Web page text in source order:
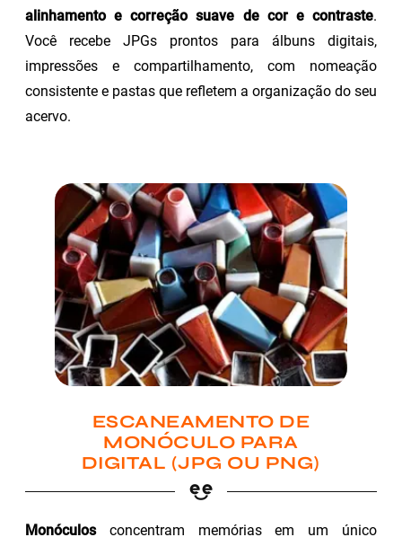
alinhamento e correção suave de cor e contraste.
Você recebe JPGs prontos para álbuns digitais,
impressões e compartilhamento, com nomeação
consistente e pastas que refletem a organização do seu
acervo.
ESCANEAMENTO DE
MONÓCULO PARA
DIGITAL (JPG OU PNG)
Monóculosconcentram memórias em um único